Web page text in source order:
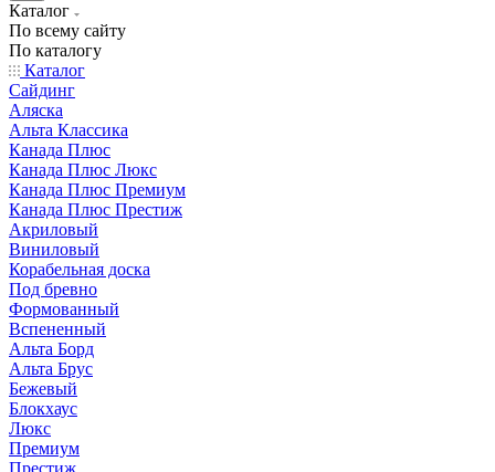
Каталог
По всему сайту
По каталогу
Каталог
Сайдинг
Аляска
Альта Классика
Канада Плюс
Канада Плюс Люкс
Канада Плюс Премиум
Канада Плюс Престиж
Акриловый
Виниловый
Корабельная доска
Под бревно
Формованный
Вспененный
Альта Борд
Альта Брус
Бежевый
Блокхаус
Люкс
Премиум
Престиж